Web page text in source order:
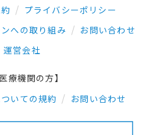
プライバシーポリシー
への取り組み
お問い合わせ
運営会社
医療機関の方】
いての規約
お問い合わせ